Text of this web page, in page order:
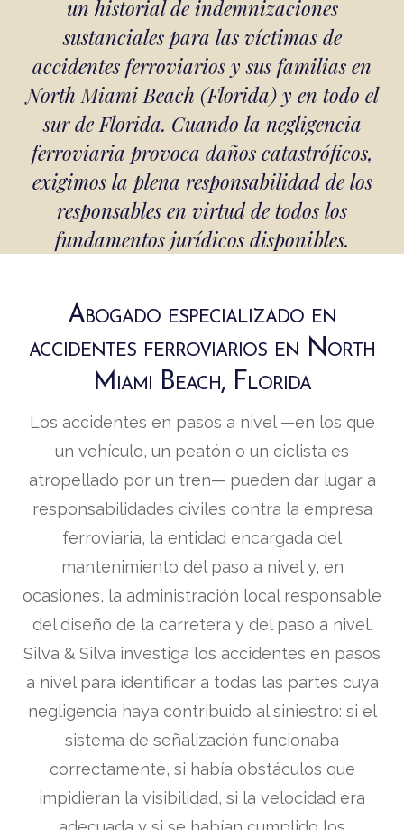
un historial de indemnizaciones
sustanciales para las víctimas de
accidentes ferroviarios y sus familias en
North Miami Beach (Florida) y en todo el
sur de Florida. Cuando la negligencia
ferroviaria provoca daños catastróficos,
exigimos la plena responsabilidad de los
responsables en virtud de todos los
fundamentos jurídicos disponibles.
Abogado especializado en
accidentes ferroviarios en North
Miami Beach, Florida
Los accidentes en pasos a nivel —en los que
un vehículo, un peatón o un ciclista es
atropellado por un tren— pueden dar lugar a
responsabilidades civiles contra la empresa
ferroviaria, la entidad encargada del
mantenimiento del paso a nivel y, en
ocasiones, la administración local responsable
del diseño de la carretera y del paso a nivel.
Silva & Silva investiga los accidentes en pasos
a nivel para identificar a todas las partes cuya
negligencia haya contribuido al siniestro: si el
sistema de señalización funcionaba
correctamente, si había obstáculos que
impidieran la visibilidad, si la velocidad era